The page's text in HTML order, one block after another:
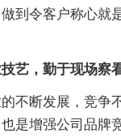
到令客户称心就
艺，勤于现场察
不断发展，竞争
是增强公司品牌